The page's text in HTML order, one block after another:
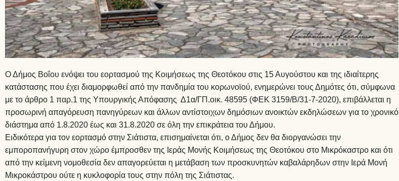
Ο Δήμος Βοΐου ενόψει του εορτασμού της Κοιμήσεως της Θεοτόκου στις 15 Αυγούστου και της ιδιαίτερης
κατάστασης που έχει διαμορφωθεί από την πανδημία του κορωνοϊού, ενημερώνει τους Δημότες ότι, σύμφωνα
με το άρθρο 1 παρ.1 της Υπουργικής Απόφασης Δ1α/ΓΠ.οικ. 48595 (ΦΕΚ 3159/Β/31-7-2020), επιβάλλεται η
προσωρινή απαγόρευση πανηγύρεων και άλλων αντίστοιχων δημόσιων ανοικτών εκδηλώσεων για το χρονικό
διάστημα από 1.8.2020 έως και 31.8.2020 σε όλη την επικράτεια του Δήμου.
Ειδικότερα για τον εορτασμό στην Σιάτιστα, επισημαίνεται ότι, ο Δήμος δεν θα διοργανώσει την
εμποροπανήγυρη στον χώρο έμπροσθεν της Ιεράς Μονής Κοιμήσεως της Θεοτόκου στο Μικρόκαστρο και ότι
από την κείμενη νομοθεσία δεν απαγορεύεται η μετάβαση των προσκυνητών καβαλάρηδων στην Ιερά Μονή
Μικροκάστρου ούτε η κυκλοφορία τους στην πόλη της Σιάτιστας.